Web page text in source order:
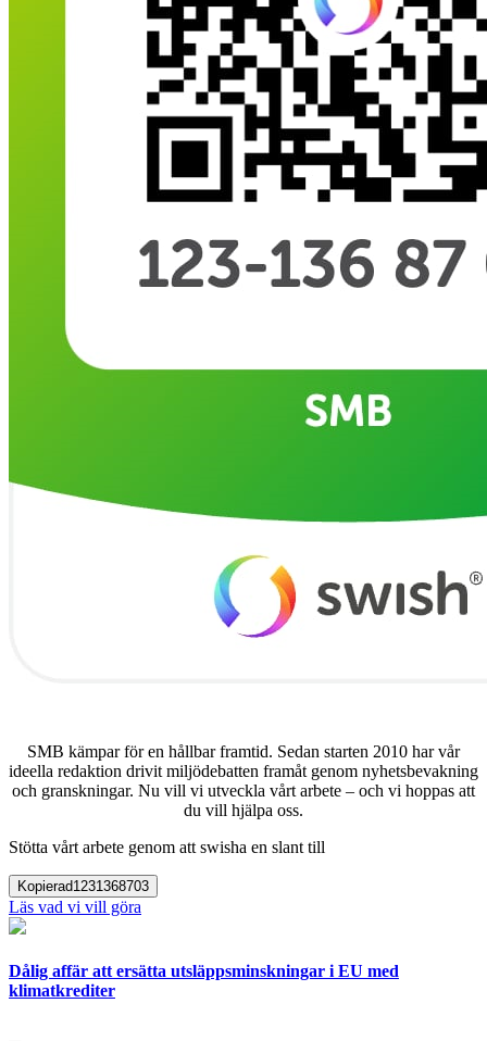
SMB kämpar för en hållbar framtid. Sedan starten 2010 har vår
ideella redaktion drivit miljödebatten framåt genom nyhetsbevakning
och granskningar. Nu vill vi utveckla vårt arbete – och vi hoppas att
du vill hjälpa oss.
Stötta vårt arbete genom att swisha en slant till
Kopierad1231368703
Läs vad vi vill göra
Dålig affär att ersätta utsläppsminskningar i EU med
klimatkrediter